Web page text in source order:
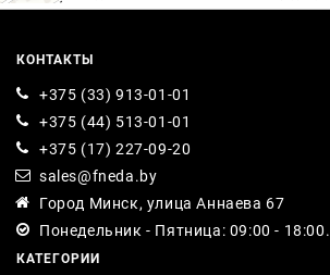
КОНТАКТЫ
+375 (33) 913-01-01
+375 (44) 513-01-01
+375 (17) 227-09-20
sales@fneda.by
Город Минск, улица Аннаева 67
Понедельник - Пятница: 09:00 - 18:00.
КАТЕГОРИИ